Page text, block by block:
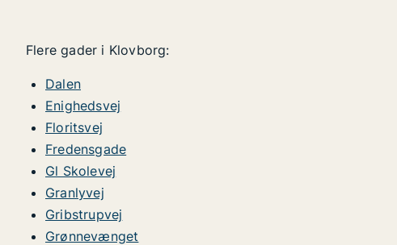
Flere gader i Klovborg:
Dalen
Enighedsvej
Floritsvej
Fredensgade
Gl Skolevej
Granlyvej
Gribstrupvej
Grønnevænget